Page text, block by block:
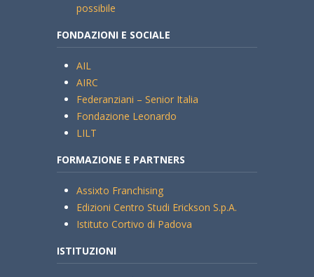
possibile
FONDAZIONI E SOCIALE
AIL
AIRC
Federanziani – Senior Italia
Fondazione Leonardo
LILT
FORMAZIONE E PARTNERS
Assixto Franchising
Edizioni Centro Studi Erickson S.p.A.
Istituto Cortivo di Padova
ISTITUZIONI